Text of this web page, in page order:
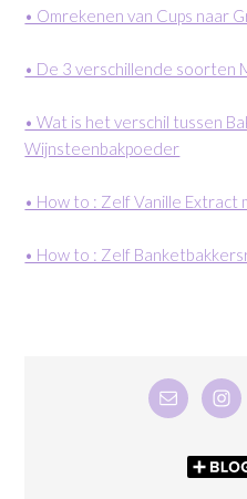
• Omrekenen van Cups naar
• De 3 verschillende soorten
• Wat is het verschil tussen
Wijnsteenbakpoeder
• How to : Zelf Vanille Extract
• How to : Zelf